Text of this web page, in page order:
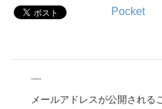
Pocket
comment
メールアドレスが公開される